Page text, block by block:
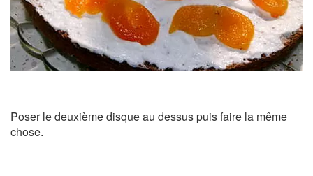
Poser le deuxième disque au dessus puis faire la même
chose.